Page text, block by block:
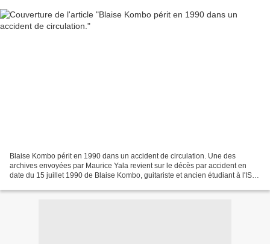
Blaise Kombo périt en 1990 dans un accident de circulation. Une des
archives envoyées par Maurice Yala revient sur le décès par accident en
date du 15 juillet 1990 de Blaise Kombo, guitariste et ancien étudiant à l'ISC.